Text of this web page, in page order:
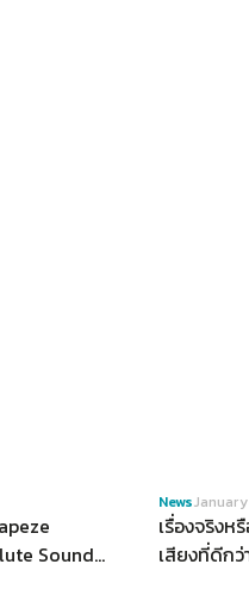
Sound
News
เรื่องจริงห
เสียงที่ดีก